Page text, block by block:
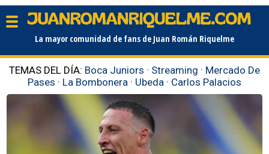
La mayor comunidad de fans de Juan Román Riquelme
TEMAS DEL DÍA: Boca Juniors · Streaming · Mercado De
Pases · La Bombonera · Ubeda · Carlos Palacios